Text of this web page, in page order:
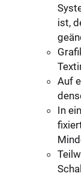
ist,
Auf
In